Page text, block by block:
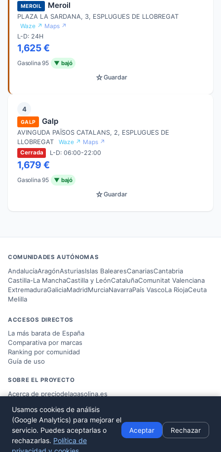
MEROIL Meroil
PLAZA LA SARDANA, 3, ESPLUGUES DE LLOBREGAT
Waze ↗ Maps ↗
L-D: 24H
1,625 €
Gasolina 95 ▼ bajó
☆Guardar
4
GALP Galp
AVINGUDA PAÏSOS CATALANS, 2, ESPLUGUES DE
LLOBREGAT
Waze ↗ Maps ↗
Cerrada L-D: 06:00-22:00
1,679 €
Gasolina 95 ▼ bajó
☆Guardar
COMUNIDADES AUTÓNOMAS
AndalucíaAragónAsturiasIslas BalearesCanariasCantabria
Castilla-La ManchaCastilla y LeónCataluñaComunitat Valenciana
ExtremaduraGaliciaMadridMurciaNavarraPaís VascoLa RiojaCeuta
Melilla
ACCESOS DIRECTOS
La más barata de España
Comparativa por marcas
Ranking por comunidad
Guía de uso
SOBRE EL PROYECTO
Acerca de preciodelagasolina.es
Datos del Ministerio MITERD
Desarrollado porVíctor Corbacho
Usamos cookies de análisis
(Google Analytics) para mejorar el
servicio. Puedes aceptarlas o
rechazarlas. Política de
Aceptar Rechazar